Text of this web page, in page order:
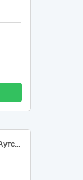
Послуги з організації харчування учнів (Аутсорсинг) (код ДК 021:2015 – 55320000-9 Послуги з організації харчування)